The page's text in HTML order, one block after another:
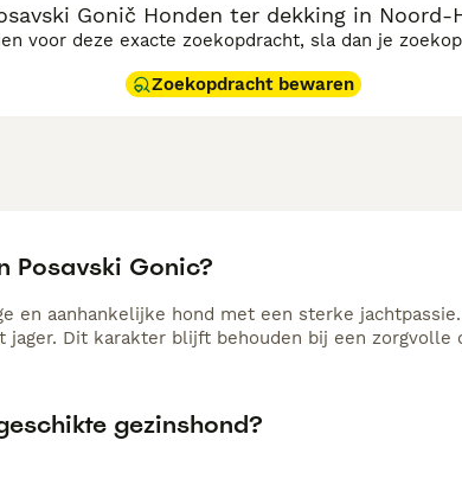
Gonič Honden ter dekking in Noord-
voor deze exacte zoekopdracht, sla dan je
Zoekopdracht bewaren
Posavski Gonic?
en aanhankelijke hond met een sterke
jager. Dit karakter blijft behouden bij een zorgvolle
gezinshond?